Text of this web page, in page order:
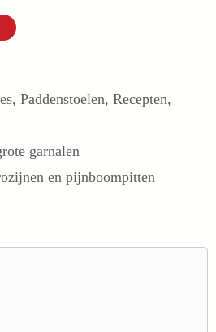
, Paddenstoelen, Recepten,
garnalen
en pijnboompitten